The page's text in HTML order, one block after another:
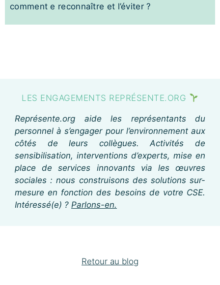
comment e reconnaître et l’éviter ?
LES ENGAGEMENTS REPRÉSENTE.ORG
Représente.org aide les représentants du
personnel à s’engager pour l’environnement aux
côtés de leurs collègues. Activités de
sensibilisation, interventions d’experts, mise en
place de services innovants via les œuvres
sociales : nous construisons des solutions sur-
mesure en fonction des besoins de votre CSE.
Intéressé(e) ? Parlons-en.
Retour au blog